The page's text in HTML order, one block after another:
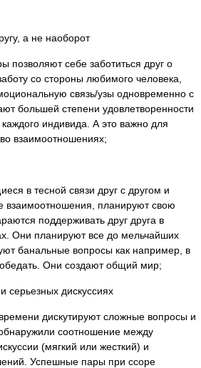
а не наоборот
позволяют себе заботиться друг о
со стороны любимого человека,
связь/узы одновременно с
большей степени удовлетворенности
индивида. А это важно для
взаимоотношениях;
в тесной связи друг с другом и
планируют свою
поддерживать друг друга в
Они планируют все до мельчайших
банальные вопросы как например, в
Они создают общий мир;
серьезных дискуссиях
дискутируют сложные вопросы и
соотношение между
(мягкий или жесткий) и
Успешные пары при ссоре